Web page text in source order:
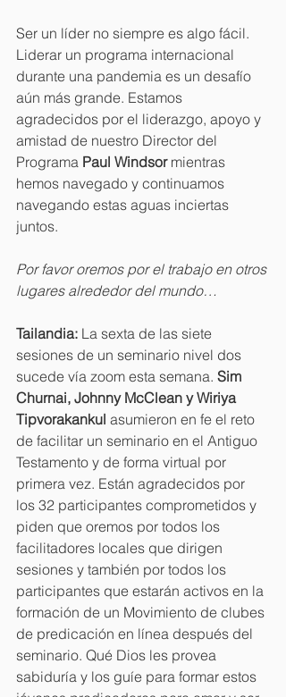
Ser un líder no siempre es algo fácil.
Liderar un programa internacional
durante una pandemia es un desafío
aún más grande. Estamos
agradecidos por el liderazgo, apoyo y
amistad de nuestro Director del
Programa Paul Windsor mientras
hemos navegado y continuamos
navegando estas aguas inciertas
juntos.
Por favor oremos por el trabajo en otros
lugares alrededor del mundo…
Tailandia: La sexta de las siete
sesiones de un seminario nivel dos
sucede vía zoom esta semana. Sim
Churnai, Johnny McClean y Wiriya
Tipvorakankul asumieron en fe el reto
de facilitar un seminario en el Antiguo
Testamento y de forma virtual por
primera vez. Están agradecidos por
los 32 participantes comprometidos y
piden que oremos por todos los
facilitadores locales que dirigen
sesiones y también por todos los
participantes que estarán activos en la
formación de un Movimiento de clubes
de predicación en línea después del
seminario. Qué Dios les provea
sabiduría y los guíe para formar estos